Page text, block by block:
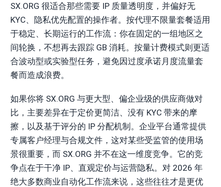
SX.ORG 很适合那些需要 IP 质量透明度，并偏好无
KYC、隐私优先配置的操作者。按代理不限量套餐适用
于稳定、长期运行的工作流：你在固定的一组地区之
间轮换，不想再去跟踪 GB 消耗。按量计费模式则更适
合波动型或实验型任务，避免因过度承诺月度流量套
餐而造成浪费。
如果你将 SX.ORG 与更大型、偏企业级的供应商做对
比，主要差异在于定价更简洁、没有 KYC 带来的摩
擦，以及基于评分的 IP 分配机制。企业平台通常提供
专属客户经理与合规文件，这对某些受监管的使用场
景很重要，而 SX.ORG 并不在这一维度竞争。它的竞
争点在于干净 IP、直观定价与运营隐私。对 2026 年
绝大多数商业自动化工作流来说，这些往往才是更优